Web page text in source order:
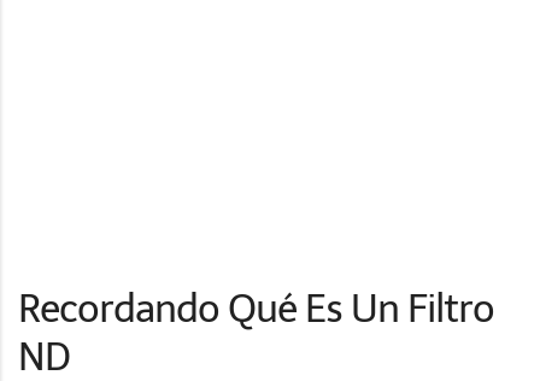
Recordando Qué Es Un Filtro
ND